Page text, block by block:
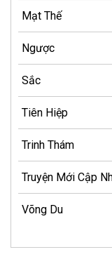
Mạt Thế
Ngược
Sắc
Tiên Hiệp
Trinh Thám
Truyện Mới Cập
Võng Du